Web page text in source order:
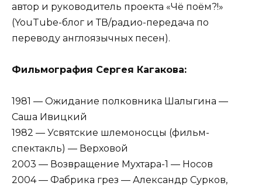
автор и руководитель проекта «Чё поём?!»
(YouTube-блог и ТВ/радио-передача по
переводу англоязычных песен).
Фильмография Сергея Кагакова:
1981 — Ожидание полковника Шалыгина —
Саша Ивицкий
1982 — Усвятские шлемоносцы (фильм-
спектакль) — Верховой
2003 — Возвращение Мухтара-1 — Носов
2004 — Фабрика грез — Александр Сурков,